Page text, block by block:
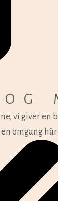
vi giver en
omgang